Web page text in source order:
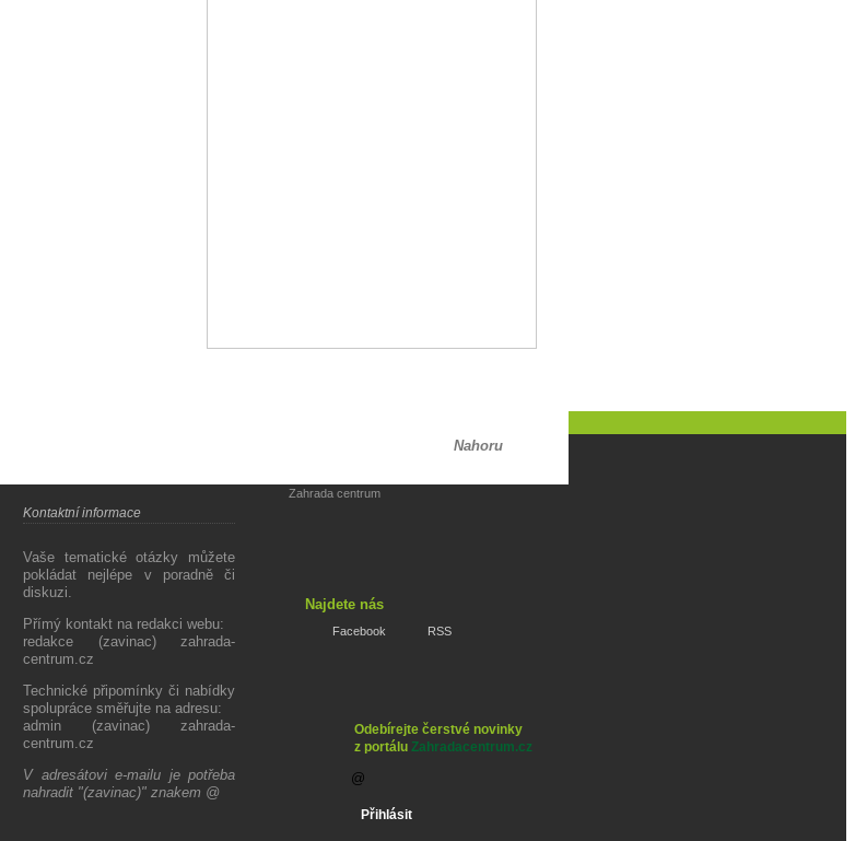
Nahoru
Kontaktní informace
Vaše tematické otázky můžete
pokládat nejlépe v poradně či
diskuzi.
Přímý kontakt na redakci webu:
redakce (zavinac) zahrada-
centrum.cz
Technické připomínky či nabídky
spolupráce směřujte na adresu:
admin (zavinac) zahrada-
centrum.cz
V adresátovi e-mailu je potřeba
nahradit "(zavinac)" znakem @
Zahrada centrum
Najdete nás
Facebook RSS
Odebírejte čerstvé novinky
z portálu Zahradacentrum.cz